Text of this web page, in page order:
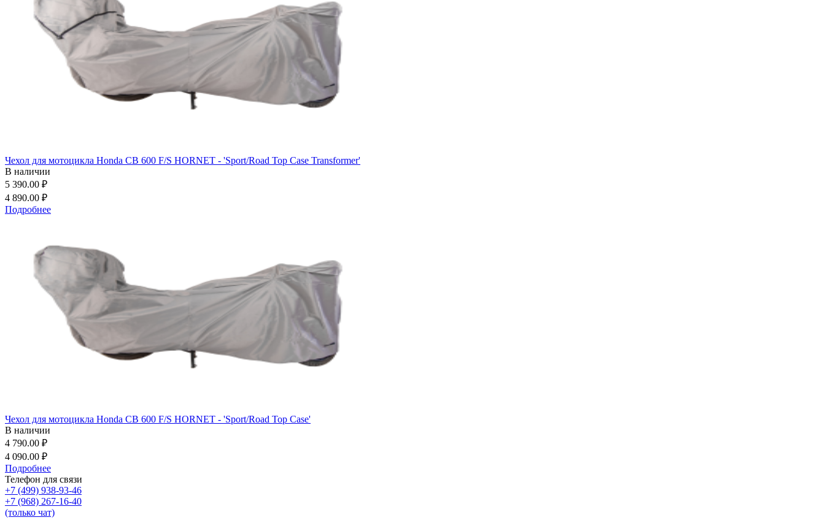
Чехол для мотоцикла Honda CB 600 F/S HORNET - 'Sport/Road Top Case Transformer'
В наличии
5 390.00 ₽
4 890.00 ₽
Подробнее
Чехол для мотоцикла Honda CB 600 F/S HORNET - 'Sport/Road Top Case'
В наличии
4 790.00 ₽
4 090.00 ₽
Подробнее
Телефон для связи
+7 (499) 938-93-46
+7 (968) 267-16-40
(только чат)